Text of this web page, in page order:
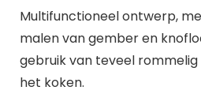
Multifunctioneel ontwerp,
malen van gember en
gebruik van teveel
het koken.